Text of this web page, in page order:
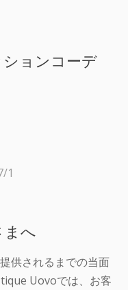
ョンコーデ
1
まへ
供されるまでの当面
Uovoでは、お客